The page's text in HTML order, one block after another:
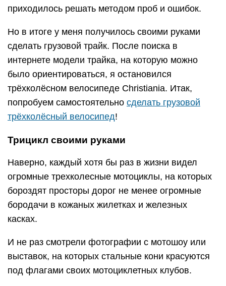
приходилось решать методом проб и ошибок.
Но в итоге у меня получилось своими руками
сделать грузовой трайк. После поиска в
интернете модели трайка, на которую можно
было ориентироваться, я остановился
трёхколёсном велосипеде Christiania. Итак,
попробуем самостоятельно сделать грузовой
трёхколёсный велосипед!
Трицикл своими руками
Наверно, каждый хотя бы раз в жизни видел
огромные трехколесные мотоциклы, на которых
бороздят просторы дорог не менее огромные
бородачи в кожаных жилетках и железных
касках.
И не раз смотрели фотографии с мотошоу или
выставок, на которых стальные кони красуются
под флагами своих мотоциклетных клубов.